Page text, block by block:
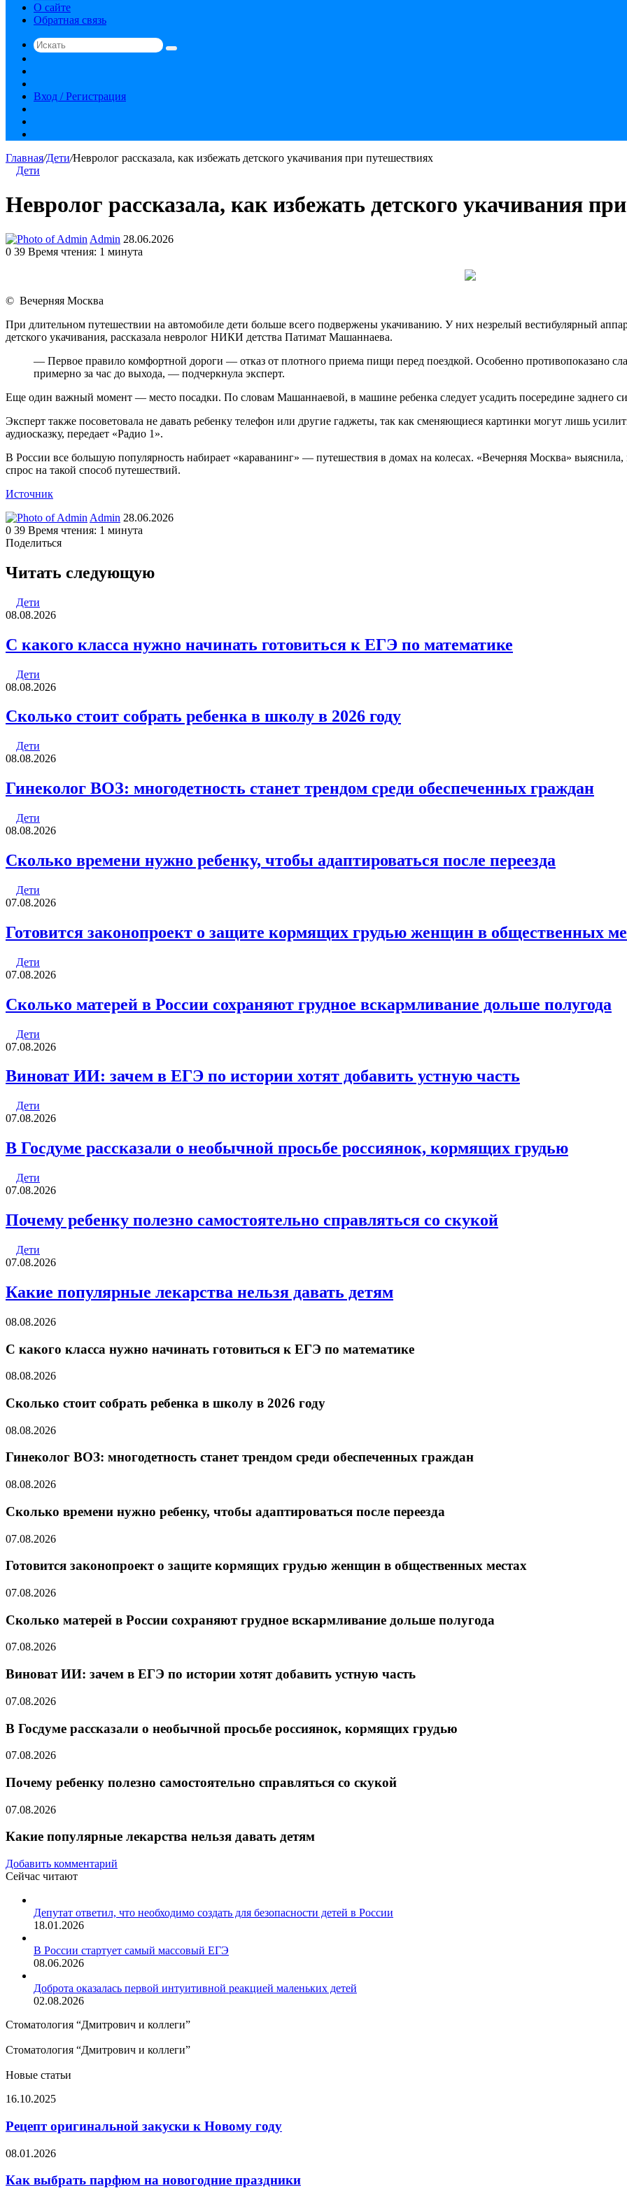
О сайте
Обратная связь
Искать
статья
Вход / Регистрация
Главная/Дети/Невролог рассказала, как избежать детского укачивания при путешествиях
Дети
Невролог рассказала, как избежать детского укачивания
Admin Send
an
28.06.2026
0 39 Время чтения: 1 минута
© Вечерняя Москва
При длительном путешествии на автомобиле дети больше всего подвержены укачиванию. У них незрелый вестибулярный
детского укачивания, рассказала невролог НИКИ детства Патимат Машаннаева.
— Первое правило комфортной дороги — отказ от плотного приема пищи перед поездкой. Особенно противопоказано
примерно за час до выхода, — подчеркнула эксперт.
Еще один важный момент — место посадки. По словам Машаннаевой, в машине ребенка следует усадить посередине заднего
Эксперт также посоветовала не давать ребенку телефон или другие гаджеты, так как сменяющиеся картинки могут лишь
аудиосказку, передает «Радио 1».
В России все большую популярность набирает «караванинг» — путешествия в домах на колесах. «Вечерняя Москва»
спрос на такой способ путешествий.
Источник
Admin Send
an
28.06.2026
0 39 Время чтения: 1 минута
Поделиться
через
электронную
Читать следующую
Дети
08.08.2026
С какого класса нужно начинать готовиться к ЕГЭ по математике
Дети
08.08.2026
Cколько стоит собрать ребенка в школу в 2026 году
Дети
08.08.2026
Гинеколог ВОЗ: многодетность станет трендом среди обеспеченных граждан
Дети
08.08.2026
Сколько времени нужно ребенку, чтобы адаптироваться после переезда
Дети
07.08.2026
Готовится законопроект о защите кормящих грудью женщин в общественных
Дети
07.08.2026
Сколько матерей в России сохраняют грудное вскармливание дольше полугода
Дети
07.08.2026
Виноват ИИ: зачем в ЕГЭ по истории хотят добавить устную часть
Дети
07.08.2026
В Госдуме рассказали о необычной просьбе россиянок, кормящих грудью
Дети
07.08.2026
Почему ребенку полезно самостоятельно справляться со скукой
Дети
07.08.2026
Какие популярные лекарства нельзя давать детям
08.08.2026
С какого класса нужно начинать готовиться к ЕГЭ по математике
08.08.2026
Cколько стоит собрать ребенка в школу в 2026 году
08.08.2026
Гинеколог ВОЗ: многодетность станет трендом среди обеспеченных граждан
08.08.2026
Сколько времени нужно ребенку, чтобы адаптироваться после переезда
07.08.2026
Готовится законопроект о защите кормящих грудью женщин в общественных местах
07.08.2026
Сколько матерей в России сохраняют грудное вскармливание дольше полугода
07.08.2026
Виноват ИИ: зачем в ЕГЭ по истории хотят добавить устную часть
07.08.2026
В Госдуме рассказали о необычной просьбе россиянок, кормящих грудью
07.08.2026
Почему ребенку полезно самостоятельно справляться со скукой
07.08.2026
Какие популярные лекарства нельзя давать детям
Добавить комментарий
Сейчас читают
Депутат ответил, что необходимо создать для безопасности детей в России
18.01.2026
В России стартует самый массовый ЕГЭ
08.06.2026
Доброта оказалась первой интуитивной реакцией маленьких детей
02.08.2026
Стоматология “Дмитрович и коллеги”
Стоматология “Дмитрович и коллеги”
Новые статьи
Рецепт
закуски
к
Новому
году
16.10.2025
Рецепт оригинальной закуски к Новому году
Как
парфюм
08.01.2026
Как выбрать парфюм на новогодние праздники